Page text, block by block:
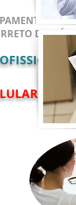
DO PÓ
OU